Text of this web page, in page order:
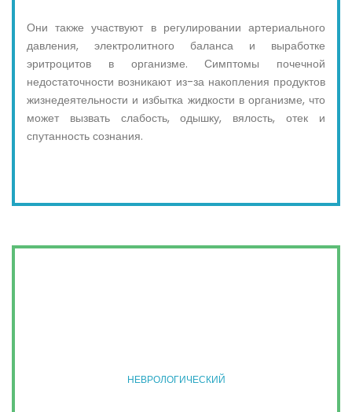
Они также участвуют в регулировании артериального
давления, электролитного баланса и выработке
эритроцитов в организме. Симптомы почечной
недостаточности возникают из-за накопления продуктов
жизнедеятельности и избытка жидкости в организме, что
может вызвать слабость, одышку, вялость, отек и
спутанность сознания.
НЕВРОЛОГИЧЕСКИЙ